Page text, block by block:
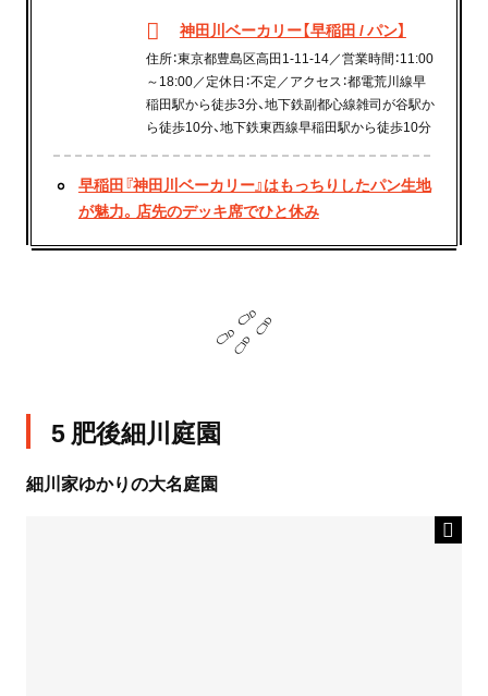
神田川ベーカリー【早稲田 / パン】
住所：東京都豊島区高田1-11-14／営業時間：11:00
～18:00／定休日：不定／アクセス：都電荒川線早
稲田駅から徒歩3分、地下鉄副都心線雑司が谷駅か
ら徒歩10分、地下鉄東西線早稲田駅から徒歩10分
早稲田『神田川ベーカリー』はもっちりしたパン生地
が魅力。店先のデッキ席でひと休み
5 肥後細川庭園
細川家ゆかりの大名庭園